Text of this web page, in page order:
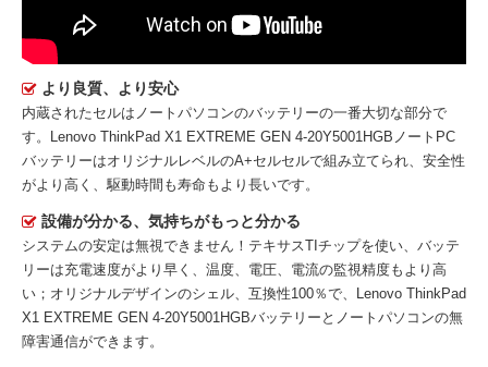
より良質、より安心
内蔵されたセルはノートパソコンのバッテリーの一番大切な部分で
す。
Lenovo ThinkPad X1 EXTREME GEN 4-20Y5001HGBノートPC
バッテリーはオリジナルレベルのA+セルセルで組み立てられ、安全性
がより高く、駆動時間も寿命もより長いです。
設備が分かる、気持ちがもっと分かる
システムの安定は無視できません！テキサスTIチップを使い、バッテ
リーは充電速度がより早く、温度、電圧、電流の監視精度もより高
い；オリジナルデザインのシェル、互換性100％で、Lenovo ThinkPad
X1 EXTREME GEN 4-20Y5001HGBバッテリーとノートパソコンの無
障害通信ができます。